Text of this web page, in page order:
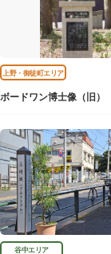
上野・御徒町エリア
ボードワン博士像（旧）
谷中エリア